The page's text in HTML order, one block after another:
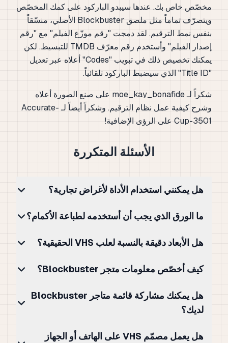
مخصّص خاص بك. عندها سيبدو الباركود على كمك المخصّص
ويتصرّف تماماً مثل ملصق Blockbuster الأصلي، منسّقاً
بنفس نمط الترقيم. لقد دمجت "رقم موزّع الفيلم" مع "رقم
إصدار الفيلم" وأستخدم رقم معرّف TMDB للتبسيط. لكن
يمكنك تخصيص ذلك في تبويب "Codes" أعلاه عبر تعديل
"Title ID" الذي سيضبط الباركود تلقائياً.
شكراً لـ moe_kay_bonafide على صنع الصورة أعلاه
وشرح كيفية عمل نظام الترقيم. وشكراً أيضاً لـ Accurate-
Cup-3501 على الرؤى الإضافية!
الأسئلة المتكررة
هل يمكنني استخدام الأداة لأغراض تجارية؟
ما الورق الذي يجب أن أستخدمه لطباعة الأكمام؟
هل الأبعاد دقيقة بالنسبة لعلب VHS الحقيقية؟
كيف أخصّص معلومات متجر Blockbuster؟
هل يمكنك مشاركة قائمة متاجر Blockbuster
لديك؟
هل يعمل مصمّم VHS على الهاتف أو الجهاز